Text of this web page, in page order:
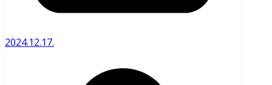
2024.12.17.